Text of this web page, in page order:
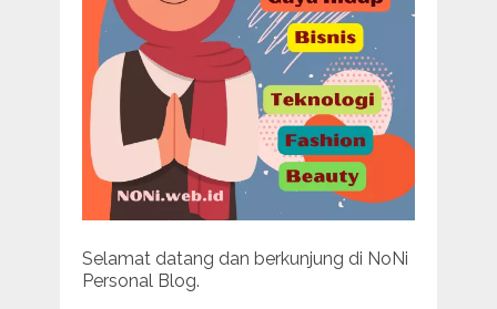
Selamat datang dan berkunjung di NoNi
Personal Blog.